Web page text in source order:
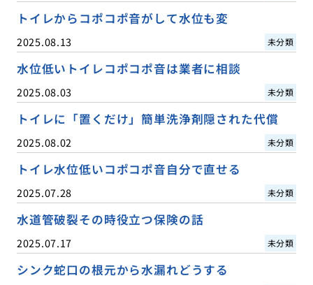
トイレからコポコポ音がして水位も変
2025.08.13 未分類
水位低いトイレコポコポ音は業者に相談
2025.08.03 未分類
トイレに「置くだけ」簡単洗浄剤隠された代償
2025.08.02 未分類
トイレ水位低いコポコポ音自分で直せる
2025.07.28 未分類
水道管破裂その時役立つ保険の話
2025.07.17 未分類
シンク蛇口の根元から水漏れどうする